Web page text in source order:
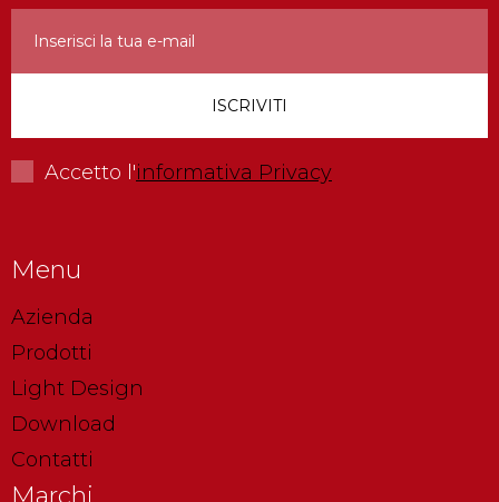
Accetto l'informativa Privacy
Menu
Azienda
Prodotti
Light Design
Download
Contatti
Marchi